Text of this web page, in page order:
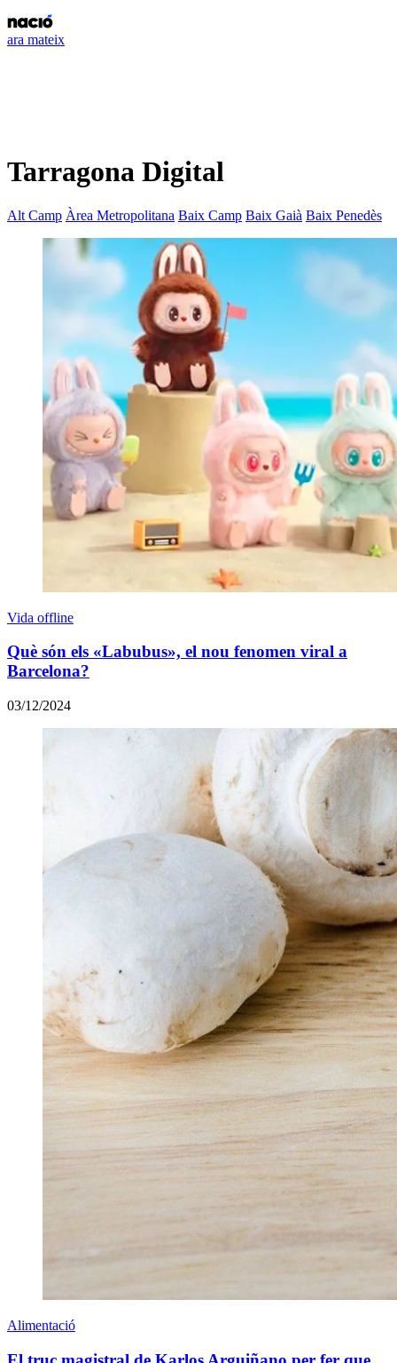
ara mateix
Tarragona Digital
Alt Camp Àrea Metropolitana Baix Camp Baix Gaià Baix Penedès
Vida offline
Què són els «Labubus», el nou fenomen viral a
Barcelona?
03/12/2024
Alimentació